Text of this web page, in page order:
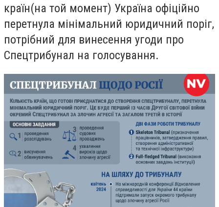
країн(на той момент) Україна офіційно
перетнула мінімальний юридичний поріг,
потрібний для винесення угоди про
Спецтрибунал на голосування.